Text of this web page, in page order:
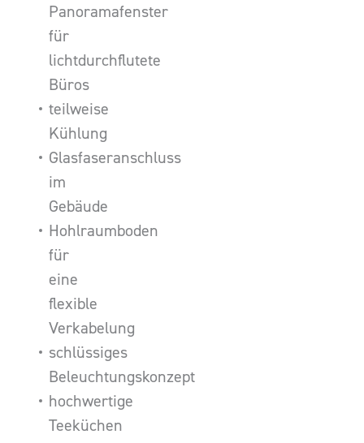
Panoramafenster
für
lichtdurchflutete
Büros
teilweise
Kühlung
Glasfaseranschluss
im
Gebäude
Hohlraumboden
für
eine
flexible
Verkabelung
schlüssiges
Beleuchtungskonzept
hochwertige
Teeküchen